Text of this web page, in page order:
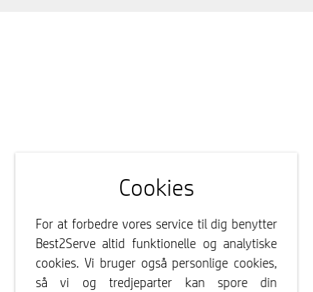
Cookies
For at forbedre vores service til dig benytter
Best2Serve altid funktionelle og analytiske
cookies. Vi bruger også personlige cookies,
så vi og tredjeparter kan spore din